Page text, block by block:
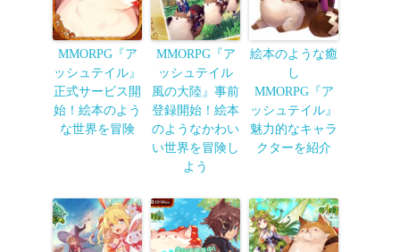
MMORPG『ア
ッシュテイル』
正式サービス開
始！絵本のよう
な世界を冒険
MMORPG『ア
ッシュテイル
風の大陸』事前
登録開始！絵本
のようなかわい
い世界を冒険し
よう
絵本のような癒
し
MMORPG『ア
ッシュテイル』
魅力的なキャラ
クターを紹介